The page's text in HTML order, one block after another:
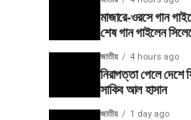
মাজারে-ওরসে গান
শেষ গান গাইলেন
জাতীয় 4 hours ago
নিরাপত্তা পেলে দেশে
সাকিব আল হাসান
জাতীয় 1 day ago